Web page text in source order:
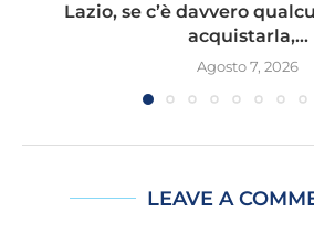
Lazio, se c’è davvero
acquistarla,...
Agosto 7, 2026
LEAVE A